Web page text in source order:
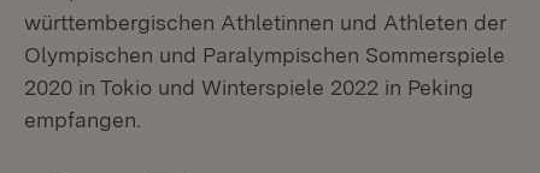
württembergischen Athletinnen und Athleten der
Olympischen und Paralympischen Sommerspiele
2020 in Tokio und Winterspiele 2022 in Peking
empfangen.